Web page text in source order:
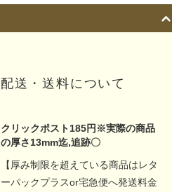
配送・送料について
クリックポスト185円※実際の商品
の厚さ13mm迄,追跡〇
【厚み制限を超えている商品はレタ
ーパックプラスor宅急便へ発送料金